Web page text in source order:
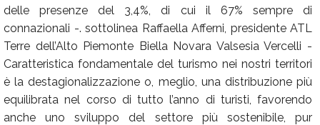
delle presenze del 3,4%, di cui il 67% sempre di
connazionali -. sottolinea Raffaella Afferni, presidente ATL
Terre dell’Alto Piemonte Biella Novara Valsesia Vercelli -
Caratteristica fondamentale del turismo nei nostri territori
è la destagionalizzazione o, meglio, una distribuzione più
equilibrata nel corso di tutto l’anno di turisti, favorendo
anche uno sviluppo del settore più sostenibile, pur